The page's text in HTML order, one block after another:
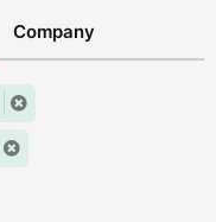
Company